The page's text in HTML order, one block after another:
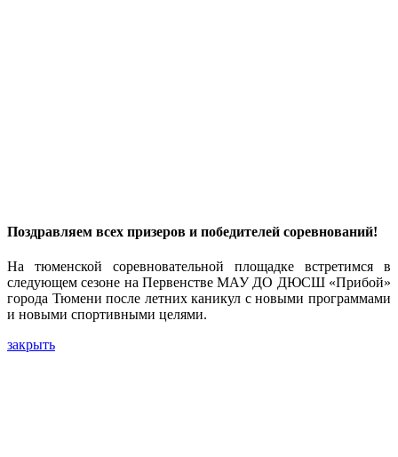
Поздравляем всех призеров и победителей соревнований!
На тюменской соревновательной площадке встретимся в
следующем сезоне на Первенстве МАУ ДО ДЮСШ «Прибой»
города Тюмени после летних каникул с новыми программами
и новыми спортивными целями.
закрыть